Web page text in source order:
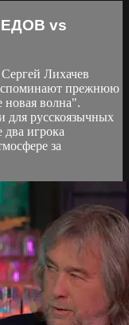
vs
Лихачев
прежнюю
волна".
для русскоязычных
два игрока
за